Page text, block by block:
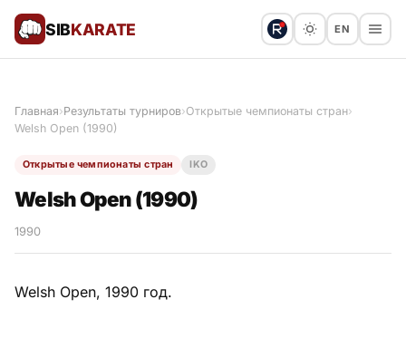
SIBKARATE EN
Все статьи
Главная›Результаты турниров›Открытые чемпионаты стран›
Welsh Open (1990)
Открытые чемпионаты стран IKO
Welsh Open (1990)
1990
Welsh Open, 1990 год.